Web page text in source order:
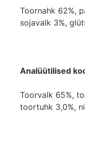
Toornahk 62%,
sojavalk 3%,
Analüütilised
Toorvalk 65%,
toortuhk 3,0%,